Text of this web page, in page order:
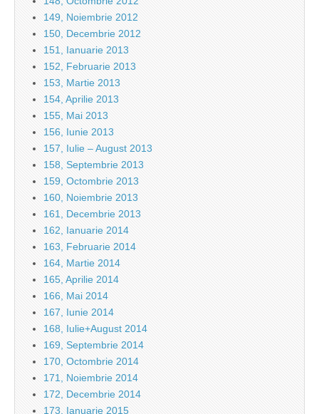
149, Noiembrie 2012
150, Decembrie 2012
151, Ianuarie 2013
152, Februarie 2013
153, Martie 2013
154, Aprilie 2013
155, Mai 2013
156, Iunie 2013
157, Iulie – August 2013
158, Septembrie 2013
159, Octombrie 2013
160, Noiembrie 2013
161, Decembrie 2013
162, Ianuarie 2014
163, Februarie 2014
164, Martie 2014
165, Aprilie 2014
166, Mai 2014
167, Iunie 2014
168, Iulie+August 2014
169, Septembrie 2014
170, Octombrie 2014
171, Noiembrie 2014
172, Decembrie 2014
173, Ianuarie 2015